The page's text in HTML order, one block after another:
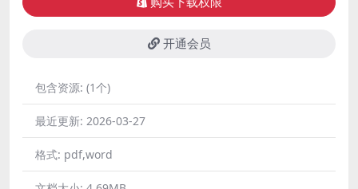
开通会员
包含资源: (1个)
最近更新: 2026-03-27
格式: pdf,word